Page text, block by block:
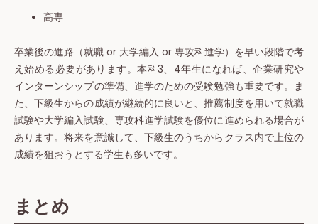
高専
卒業後の進路（就職 or 大学編入 or 専攻科進学）を早い段階で考
え始める必要があります。本科3、4年生になれば、企業研究や
インターンシップの準備、進学のための受験勉強も重要です。ま
た、下級生からの成績が継続的に良いと、推薦制度を用いて就職
試験や大学編入試験、専攻科進学試験を優位に進められる場合が
あります。将来を意識して、下級生のうちからクラス内で上位の
成績を狙おうとする学生も多いです。
まとめ